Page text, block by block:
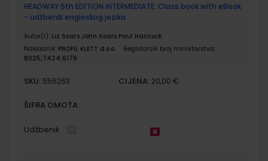
HEADWAY 5th EDITION INTERMEDIATE; Class book with eBook
- udžbenik engleskog jezika
Autor(i): Liz Soars John Soars Paul Hancock
Nakladnik: PROFIL KLETT d.o.o.
Registarski broj ministarstva:
8025;7424;6178
SKU: 556263 CIJENA: 20,00 €
ŠIFRA OMOTA:
Udžbenik